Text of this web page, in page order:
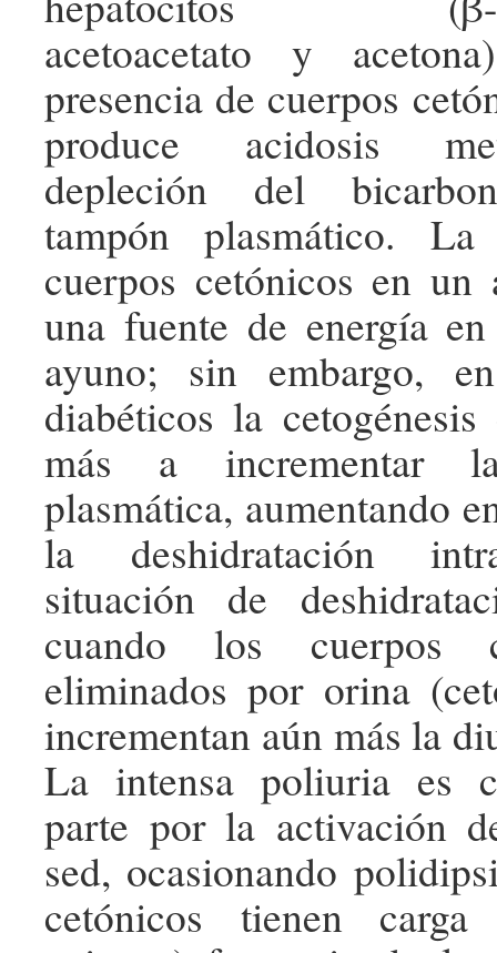
acetoacetato y
presencia de cuerpos
produce acidosis
depleción del
tampón plasmático.
cuerpos cetónicos en un
una fuente de energía
ayuno; sin embargo,
diabéticos la
más a incrementar
plasmática, aumentando
la deshidratación
situación de
cuando los cuerpos
eliminados por orina
incrementan aún más la
La intensa poliuria es
parte por la activación
sed, ocasionando
cetónicos tienen